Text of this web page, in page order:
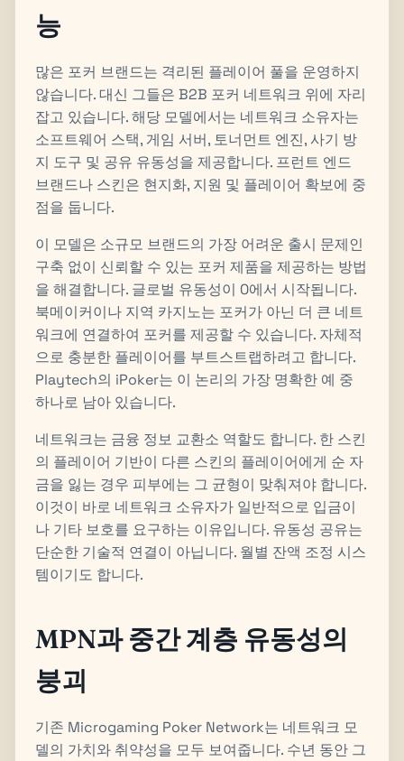
능
많은 포커 브랜드는 격리된 플레이어 풀을 운영하지
않습니다. 대신 그들은 B2B 포커 네트워크 위에 자리
잡고 있습니다. 해당 모델에서는 네트워크 소유자는
소프트웨어 스택, 게임 서버, 토너먼트 엔진, 사기 방
지 도구 및 공유 유동성을 제공합니다. 프런트 엔드
브랜드나 스킨은 현지화, 지원 및 플레이어 확보에 중
점을 둡니다.
이 모델은 소규모 브랜드의 가장 어려운 출시 문제인
구축 없이 신뢰할 수 있는 포커 제품을 제공하는 방법
을 해결합니다. 글로벌 유동성이 0에서 시작됩니다.
북메이커이나 지역 카지노는 포커가 아닌 더 큰 네트
워크에 연결하여 포커를 제공할 수 있습니다. 자체적
으로 충분한 플레이어를 부트스트랩하려고 합니다.
Playtech의 iPoker는 이 논리의 가장 명확한 예 중
하나로 남아 있습니다.
네트워크는 금융 정보 교환소 역할도 합니다. 한 스킨
의 플레이어 기반이 다른 스킨의 플레이어에게 순 자
금을 잃는 경우 피부에는 그 균형이 맞춰져야 합니다.
이것이 바로 네트워크 소유자가 일반적으로 입금이
나 기타 보호를 요구하는 이유입니다. 유동성 공유는
단순한 기술적 연결이 아닙니다. 월별 잔액 조정 시스
템이기도 합니다.
MPN과 중간 계층 유동성의
붕괴
기존 Microgaming Poker Network는 네트워크 모
델의 가치와 취약성을 모두 보여줍니다. 수년 동안 그